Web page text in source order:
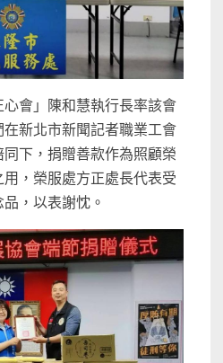
會」陳和慧執行長率該會
在新北市新聞記者職業工會
下，捐贈善款作為照顧榮
，榮服處方正處長代表受
，以表謝忱。